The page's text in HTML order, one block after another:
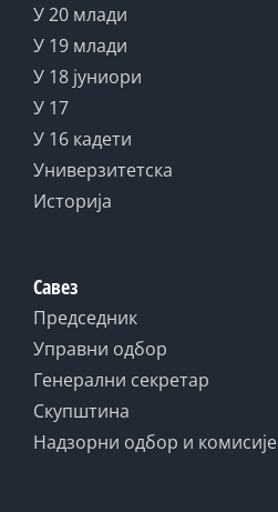
У 20 млади
У 19 млади
У 18 јуниори
У 17
У 16 кадети
Универзитетска
Историја
Савез
Председник
Управни одбор
Генерални секретар
Скупштина
Надзорни одбор и комисије